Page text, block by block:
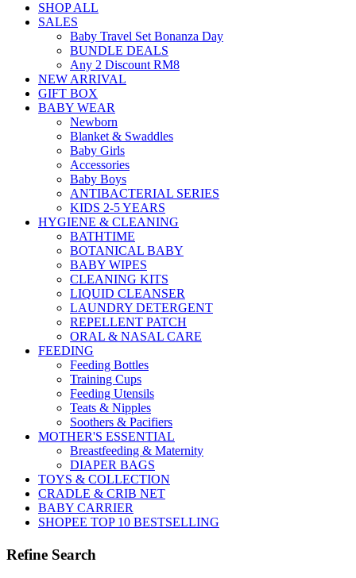
SHOP ALL
SALES
Baby Travel Set Bonanza Day
BUNDLE DEALS
Any 2 Discount RM8
NEW ARRIVAL
GIFT BOX
BABY WEAR
Newborn
Blanket & Swaddles
Baby Girls
Accessories
Baby Boys
ANTIBACTERIAL SERIES
KIDS 2-5 YEARS
HYGIENE & CLEANING
BATHTIME
BOTANICAL BABY
BABY WIPES
CLEANING KITS
LIQUID CLEANSER
LAUNDRY DETERGENT
REPELLENT PATCH
ORAL & NASAL CARE
FEEDING
Feeding Bottles
Training Cups
Feeding Utensils
Teats & Nipples
Soothers & Pacifiers
MOTHER'S ESSENTIAL
Breastfeeding & Maternity
DIAPER BAGS
TOYS & COLLECTION
CRADLE & CRIB NET
BABY CARRIER
SHOPEE TOP 10 BESTSELLING
Refine Search